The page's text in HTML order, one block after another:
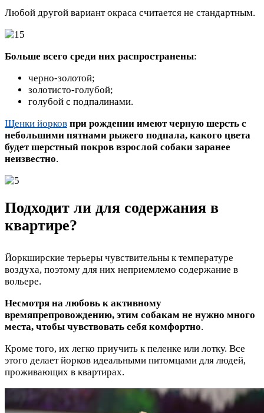
Любой другой вариант окраса считается не стандартным.
Больше всего среди них распространены:
черно-золотой;
золотисто-голубой;
голубой с подпалинами.
Щенки йорков при рождении имеют черную шерсть с
небольшими пятнами рыжего подпала, какого цвета
будет шерстный покров взрослой собаки заранее
неизвестно.
Подходит ли для содержания в
квартире?
Йоркширские терьеры чувствительны к температуре
воздуха, поэтому для них неприемлемо содержание в
вольере.
Несмотря на любовь к активному
времяпрепровождению, этим собакам не нужно много
места, чтобы чувствовать себя комфортно.
Кроме того, их легко приучить к пеленке или лотку. Все
этого делает йорков идеальными питомцами для людей,
проживающих в квартирах.